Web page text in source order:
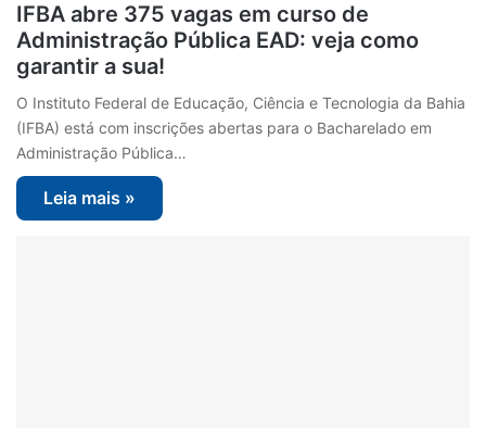
IFBA abre 375 vagas em curso de
Administração Pública EAD: veja como
garantir a sua!
O Instituto Federal de Educação, Ciência e Tecnologia da Bahia
(IFBA) está com inscrições abertas para o Bacharelado em
Administração Pública…
Leia mais »